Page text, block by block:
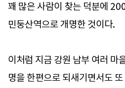
꽤 많은 사람이 찾는 덕분에
민둥산역으로 개명한 것이다.
이처럼 지금 강원 남부 여러 마
명을 한편으로 되새기면서도